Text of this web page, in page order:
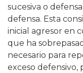
sucesiva o
defensa. Esta
inicial agresor en
que ha
necesario para
exceso defensivo,